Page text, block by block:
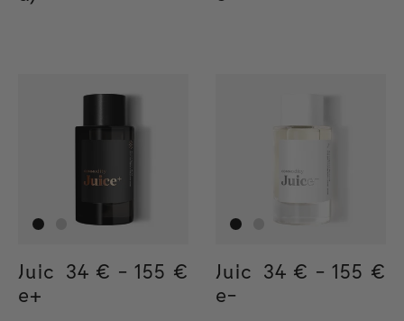
Juic
e+
Regular price
34 € - 155 €
Regular price
155€
Regular price
34€
Juic
e-
Regular price
34 € - 155 €
155€
34€